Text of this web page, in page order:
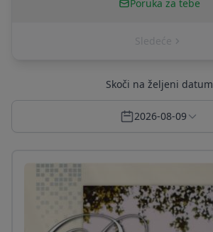
Poruka za tebe
Skoči na željeni datum
2026-08-09